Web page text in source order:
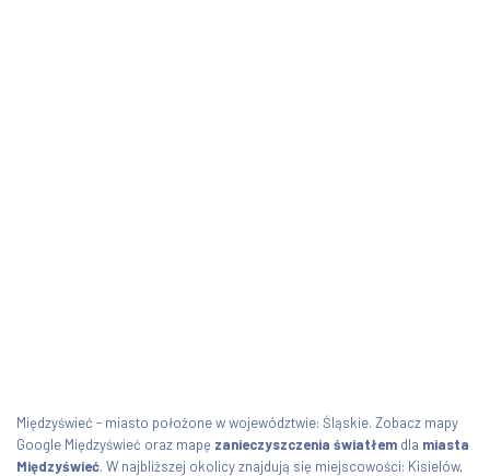
Międzyświeć - miasto położone w województwie: Śląskie. Zobacz mapy
Google Międzyświeć oraz mapę zanieczyszczenia światłem dla miasta
Międzyświeć. W najbliższej okolicy znajdują się miejscowości: Kisielów,